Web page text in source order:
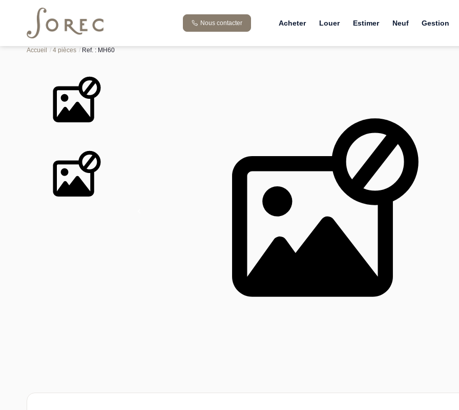
Nous contacter Acheter Louer Estimer Neuf Gestion
Vente appartement 76.88 m², Maizieres les metz 57280Moselle
Accueil 4 pièces Ref. : MH60